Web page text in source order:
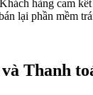
hàng cam
lại phần mềm
Thanh